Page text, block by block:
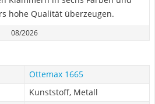
hohe Qualität überzeugen.
08/2026
Ottemax 1665
Kunststoff, Metall